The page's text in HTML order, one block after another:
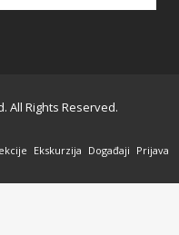
All Rights Reserved.
Ekskurzija Događaji Prijava